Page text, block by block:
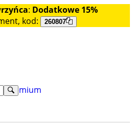
: Dodatkowe 15%
kod: 260807
premium